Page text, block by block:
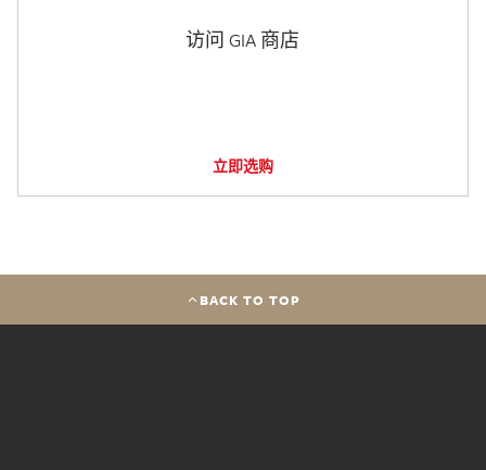
访问 GIA 商店
立即选购
BACK TO TOP